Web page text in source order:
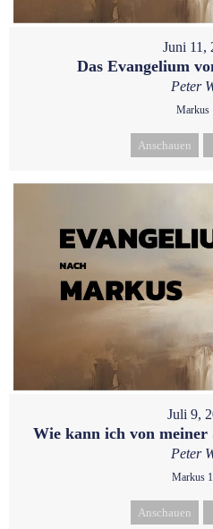
Juni 11,
Das Evangelium
Peter
Markus
Anschauen
Juli 9,
Wie kann ich von meiner
Peter
Markus
Anschauen